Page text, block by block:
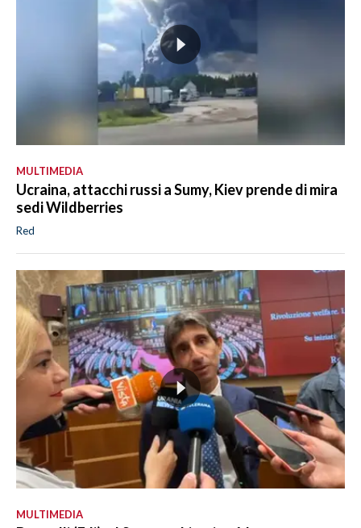
MULTIMEDIA
Ucraina, attacchi russi a Sumy, Kiev prende di mira
sedi Wildberries
Red
MULTIMEDIA